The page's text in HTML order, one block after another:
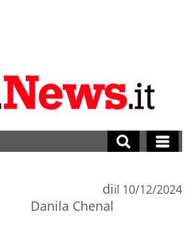
di
Danila Chenal
il 10/12/2024